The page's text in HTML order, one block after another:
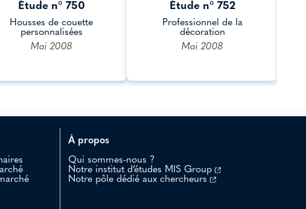
Étude n° 750
Housses de couette
personnalisées
Mai 2008
Étude n° 752
Professionnel de la
décoration
Mai 2008
À propos
Qui sommes-nous ?
Notre institut d’études MIS Group
Notre pôle dédié aux chercheurs